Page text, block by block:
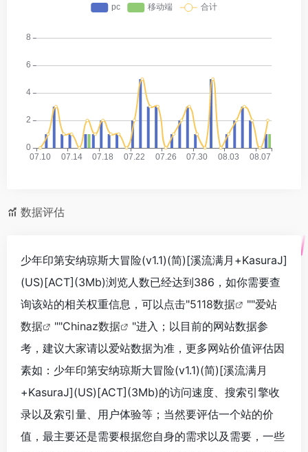
数据评估
少年印第安纳琼斯大冒险(v1.1)(简)[溪流满月+KasuraJ]
(US)[ACT](3Mb)浏览人数已经达到386，如你需要查
询该站的相关权重信息，可以点击"5118数据 ""爱站
数据
""Chinaz数据
"进入；以目前的网站数据参
考，建议大家请以爱站数据为准，更多网站价值评估因
素如：少年印第安纳琼斯大冒险(v1.1)(简)[溪流满月
+KasuraJ](US)[ACT](3Mb)的访问速度、搜索引擎收
录以及索引量、用户体验等；当然要评估一个站的价
值，最主要还是需要根据您自身的需求以及需要，一些